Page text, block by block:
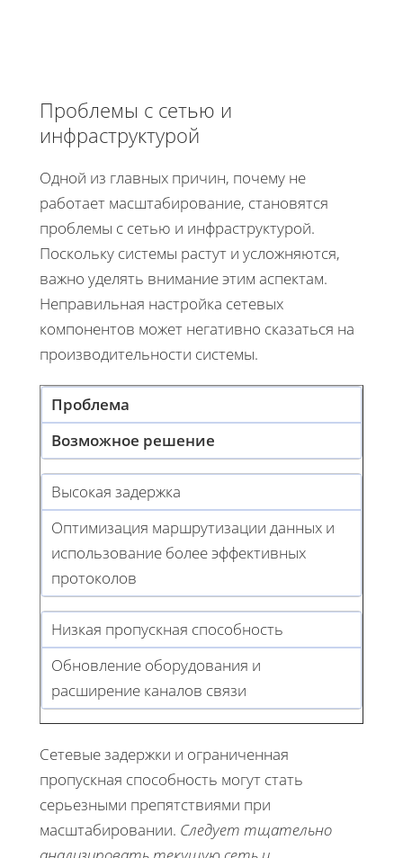
Проблемы с сетью и
инфраструктурой
Одной из главных причин, почему не
работает масштабирование, становятся
проблемы с сетью и инфраструктурой.
Поскольку системы растут и усложняются,
важно уделять внимание этим аспектам.
Неправильная настройка сетевых
компонентов может негативно сказаться на
производительности системы.
Проблема
Возможное решение
Высокая задержка
Оптимизация маршрутизации данных и
использование более эффективных
протоколов
Низкая пропускная способность
Обновление оборудования и
расширение каналов связи
Сетевые задержки и ограниченная
пропускная способность могут стать
серьезными препятствиями при
масштабировании. Следует тщательно